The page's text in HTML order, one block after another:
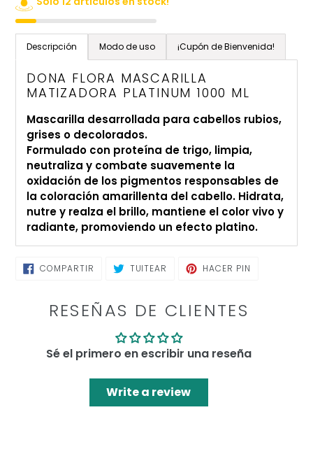
de
compra
Descripción Modo de uso ¡Cupón de Bienvenida!
DONA FLORA MASCARILLA
MATIZADORA PLATINUM 1000 ML
Mascarilla desarrollada para cabellos rubios,
grises o decolorados.
Formulado con proteína de trigo, limpia,
neutraliza y combate suavemente la
oxidación de los pigmentos responsables de
la coloración amarillenta del cabello. Hidrata,
nutre y realza el brillo, mantiene el color vivo y
radiante, promoviendo un efecto platino.
COMPARTIR COMPARTIRTUITEAR TUITEARHACER PIN
RESEÑAS DE CLIENTES
Sé el primero en escribir una reseña
Write a review